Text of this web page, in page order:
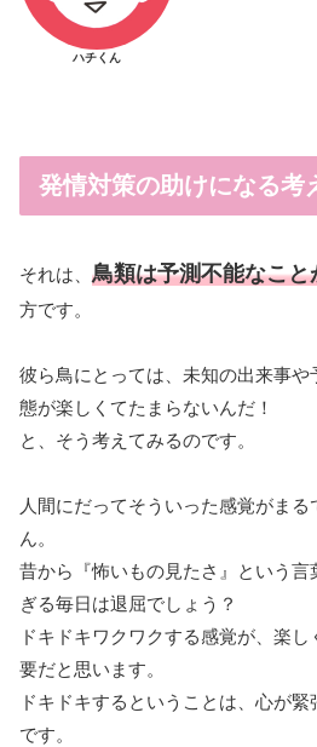
ハチくん
発情対策の助けになる考
それは、 鳥類は予測不能なこと
方です。
彼ら鳥にとっては、未知の出来事
態が楽しくてたまらないんだ！
と、そう考えてみるのです。
人間にだってそういった感覚がま
ん。
昔から『怖いもの見たさ』という言
ぎる毎日は退屈でしょう？
ドキドキワクワクする感覚が、楽
要だと思います。
ドキドキするということは、心が
です。